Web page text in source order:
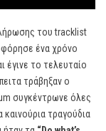
του tracklist
ένα χρόνο
έγινε το τελευταίο
τράβηξαν ο
συγκέντρωνε όλες
καινούρια τραγούδια